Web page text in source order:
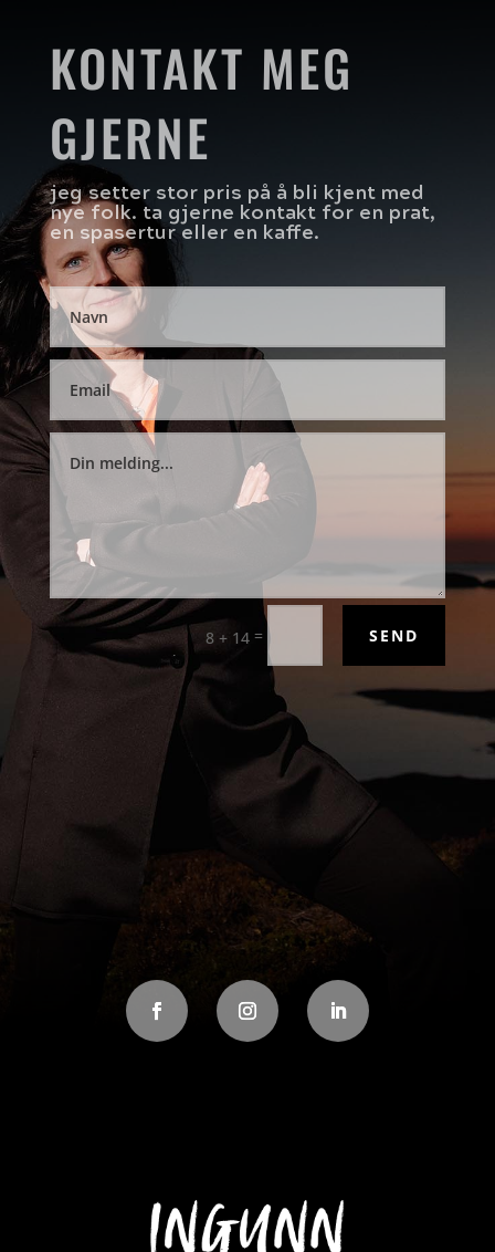
KONTAKT MEG
GJERNE
jeg setter stor pris på å bli kjent med
nye folk. ta gjerne kontakt for en prat,
en spasertur eller en kaffe.
8 + 14 = SEND